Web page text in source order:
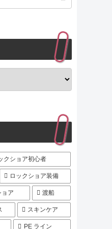
クショア初心者
ロックショア装備
ョア 渡船
スキンケア
PE ライン